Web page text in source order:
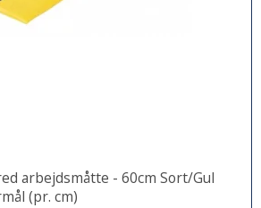
arbejdsmåtte - 60cm Sort/Gul
(pr. cm)